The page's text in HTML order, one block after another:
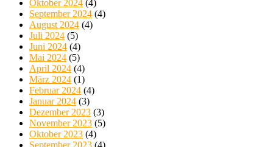
Oktober 2024 (4)
September 2024 (4)
August 2024 (4)
Juli 2024 (5)
Juni 2024 (4)
Mai 2024 (5)
April 2024 (4)
März 2024 (1)
Februar 2024 (4)
Januar 2024 (3)
Dezember 2023 (3)
November 2023 (5)
Oktober 2023 (4)